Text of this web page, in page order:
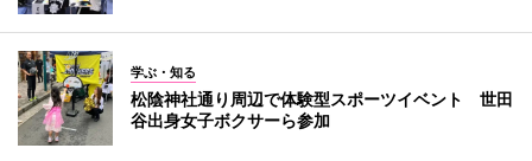
学ぶ・知る
松陰神社通り周辺で体験型スポーツイベント 世田
谷出身女子ボクサーら参加